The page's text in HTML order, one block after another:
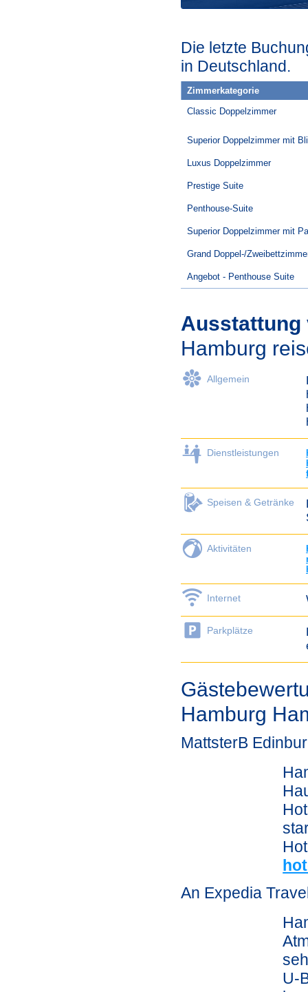
Die letzte
in Deutschland.
Zimmerkategorie
Classic Doppelzimmer
Superior Doppelzimmer mit
Luxus Doppelzimmer
Prestige Suite
Penthouse-Suite
Superior Doppelzimmer mit
Grand Doppel-/
Angebot - Penthouse Suite
Ausstattung
Hamburg
Allgemein
Dienstleistungen
Speisen & Getränke
Aktivitäten
Internet
Parkplätze
Hamburg
MattsterB
An Expedia
U-